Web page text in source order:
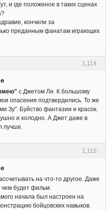
и где положеное в таких сценах
кончили за
преданным фанатам играющих
1,114
с Джетом Ли. К большому
опасения подтвердились. То же
Зу". Буйство фантазии и красок.
и холодно. А Джет даже в
лучше.
1,115
на что-то другое. Даже
будет фильм.
начала был настроен на
бойцовских навыков.